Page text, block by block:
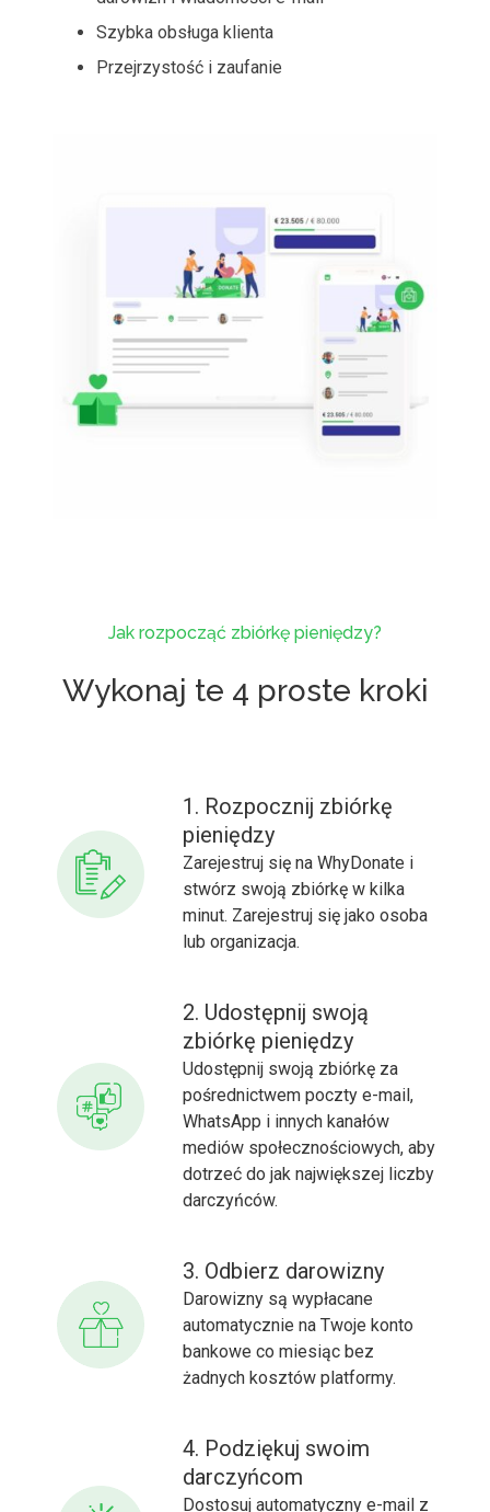
Szybka obsługa klienta
Przejrzystość i zaufanie
Jak rozpocząć zbiórkę pieniędzy?
Wykonaj te 4 proste kroki
1. Rozpocznij zbiórkę
pieniędzy
Zarejestruj się na WhyDonate i
stwórz swoją zbiórkę w kilka
minut. Zarejestruj się jako osoba
lub organizacja.
2. Udostępnij swoją
zbiórkę pieniędzy
Udostępnij swoją zbiórkę za
pośrednictwem poczty e-mail,
WhatsApp i innych kanałów
mediów społecznościowych, aby
dotrzeć do jak największej liczby
darczyńców.
3. Odbierz darowizny
Darowizny są wypłacane
automatycznie na Twoje konto
bankowe co miesiąc bez
żadnych kosztów platformy.
4. Podziękuj swoim
darczyńcom
Dostosuj automatyczny e-mail z